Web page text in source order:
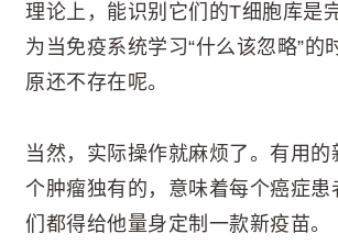
理论上，能识别它们的T细胞库是
为当免疫系统学习“什么该忽略”的
原还不存在呢。
当然，实际操作就麻烦了。有用的
个肿瘤独有的，意味着每个癌症患
们都得给他量身定制一款新疫苗。